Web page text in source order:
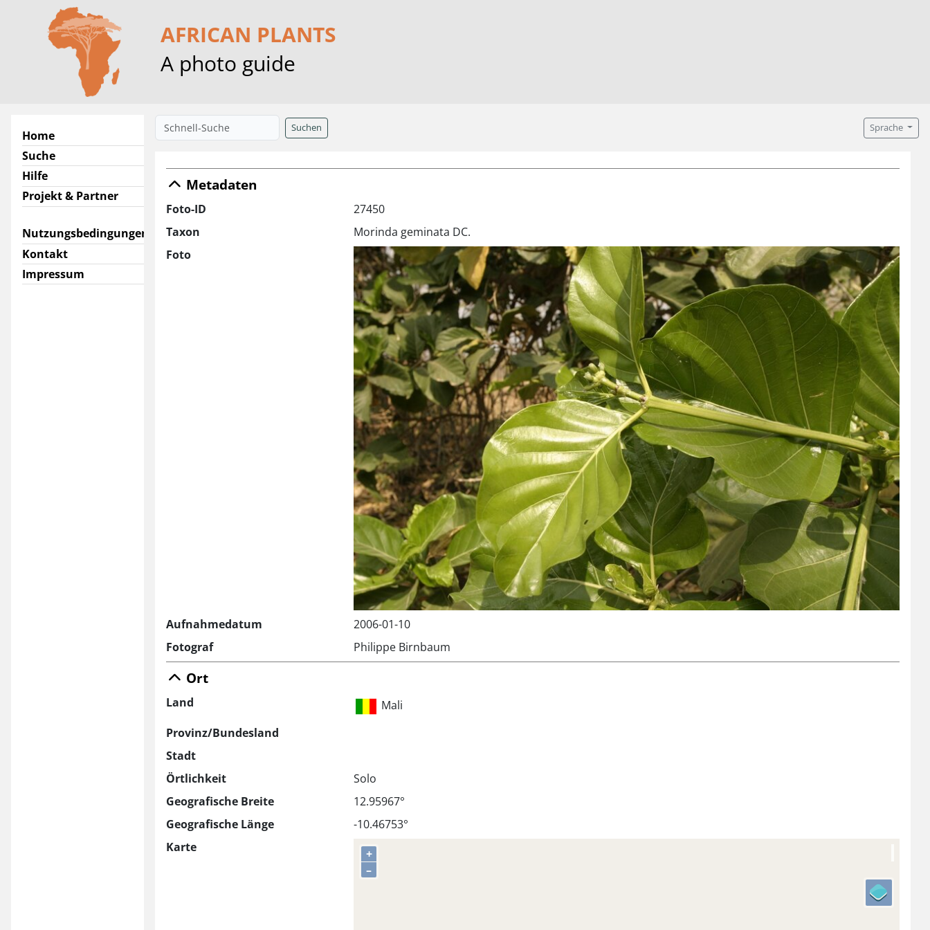
AFRICAN PLANTS
A photo guide
Home
Suche
Hilfe
Projekt & Partner
Nutzungsbedingungen
Kontakt
Impressum
Suchen Sprache
Metadaten
Foto-ID
27450
Taxon
Morinda geminata DC.
Foto
Aufnahmedatum
2006-01-10
Fotograf
Philippe Birnbaum
Ort
Land
Mali
Provinz/Bundesland
Stadt
Örtlichkeit
Solo
Geografische Breite
12.95967°
Geografische Länge
-10.46753°
Karte
+
–